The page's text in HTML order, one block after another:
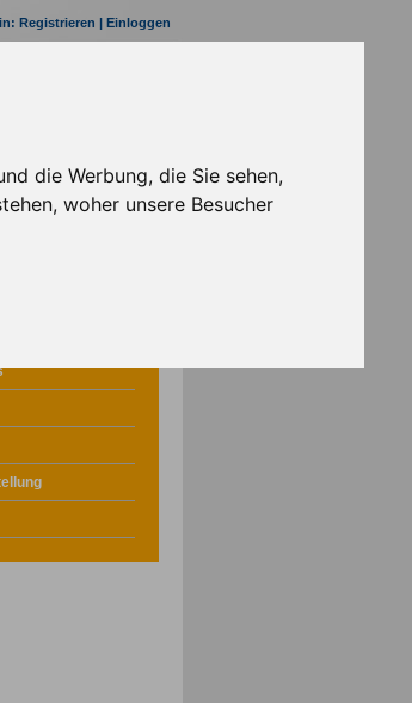
die Werbung, die Sie sehen,
woher unsere Besucher
Registrieren | Einloggen